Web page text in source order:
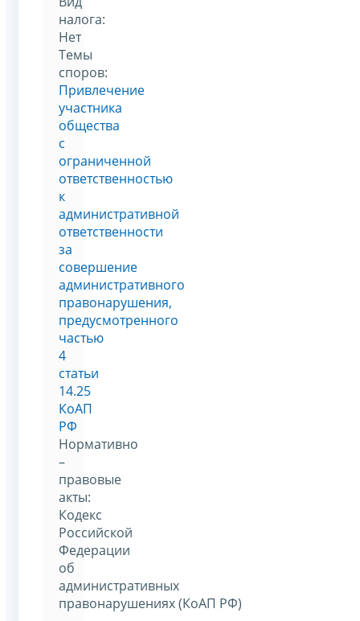
налога:
Нет
Темы
споров:
Привлечение
участника
общества
с
ограниченной
ответственностью
к
административной
ответственности
за
совершение
административного
правонарушения,
предусмотренного
частью
4
статьи
14.25
КоАП
РФ
Нормативно
–
правовые
акты:
Кодекс
Российской
Федерации
об
административных
правонарушениях (КоАП РФ)